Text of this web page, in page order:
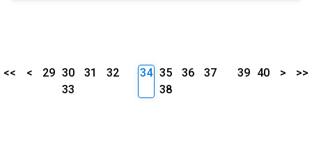
<< < 29 30 31
32
33
34 35 36
37
38
39 40 > >>